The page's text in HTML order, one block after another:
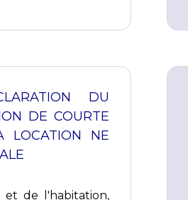
DU
DE COURTE
LOCATION NE
et de l'habitation,